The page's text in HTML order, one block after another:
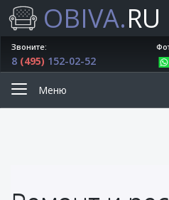
OBIVA.RU
Звоните:
8 (495) 152-02-52
Меню